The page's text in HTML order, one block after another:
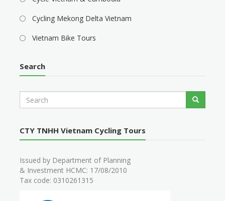
Cycling Mekong Delta Vietnam
Vietnam Bike Tours
Search
e
c
Search
CTY TNHH Vietnam Cycling Tours
Issued by Department of Planning
& Investment HCMC: 17/08/2010
Tax code: 0310261315